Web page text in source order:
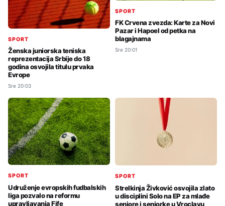
SPORT
Ženska juniorska teniska
reprezentacija Srbije do 18
godina osvojila titulu prvaka
Evrope
Sre 20:03
SPORT
FK Crvena zvezda: Karte za Novi
Pazar i Hapoel od petka na
blagajnama
Sre 20:01
SPORT
Udruženje evropskih fudbalskih
liga pozvalo na reformu
upravljavanja Fife
SPORT
Strelkinja Živković osvojila zlato
u disciplini Solo na EP za mlađe
seniore i seniorke u Vroclavu